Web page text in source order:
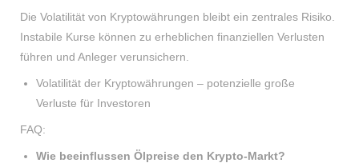
Die Volatilität von Kryptowährungen bleibt ein zentrales Risiko.
Instabile Kurse können zu erheblichen finanziellen Verlusten
führen und Anleger verunsichern.
Volatilität der Kryptowährungen – potenzielle große
Verluste für Investoren
FAQ:
Wie beeinflussen Ölpreise den Krypto-Markt?